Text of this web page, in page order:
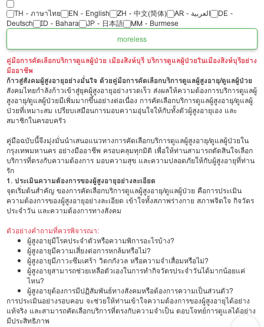
TH - ‏ภาษาไทย EN - English ZH - 中文(简体) ‏AR - ‏العربية‏
DE -
Deutsch
ID - Bahara JP - 日本語
MM - Burmese
moreless
คู่มือการคัดเลือกบริการดูแลผู้ป่วย เมืองสิงห์บุรี บริการดูแลผู้ป่วยในเมืองสิงห์บุรีอย่าง
มืออาชีพ
ก้าวสู่สังคมผู้สูงอายุอย่างมั่นใจ ด้วยคู่มือการคัดเลือกบริการดูแลผู้สูงอายุ/ดูแลผู้ป่วย
สังคมไทยกำลังก้าวเข้าสู่ยุคผู้สูงอายุอย่างรวดเร็ว ส่งผลให้ความต้องการบริการดูแลผู้
สูงอายุ/ดูแลผู้ป่วยมีเพิ่มมากขึ้นอย่างต่อเนื่อง การคัดเลือกบริการดูแลผู้สูงอายุ/ดูแลผู้
ป่วยที่เหมาะสม เปรียบเสมือนการมอบความอุ่นใจให้กับทั้งตัวผู้สูงอายุเอง และ
สมาชิกในครอบครัว
คู่มือฉบับนี้จึงมุ่งมั่นนำเสนอแนวทางการคัดเลือกบริการดูแลผู้สูงอายุ/ดูแลผู้ป่วยใน
กรุงเทพมหานคร อย่างมืออาชีพ ครอบคลุมทุกมิติ เพื่อให้ท่านสามารถตัดสินใจเลือก
บริการที่ตรงกับความต้องการ มอบความสุข และความปลอดภัยให้กับผู้สูงอายุที่ท่าน
รัก
1. ประเมินความต้องการของผู้สูงอายุอย่างละเอียด
จุดเริ่มต้นสำคัญ ของการคัดเลือกบริการดูแลผู้สูงอายุ/ดูแลผู้ป่วย คือการประเมิน
ความต้องการของผู้สูงอายุอย่างละเอียด เข้าใจทั้งสภาพร่างกาย สภาพจิตใจ กิจวัตร
ประจำวัน และความต้องการทางสังคม
ตัวอย่างคำถามที่ควรพิจารณา:
ผู้สูงอายุมีโรคประจำตัวหรือความพิการอะไรบ้าง?
ผู้สูงอายุมีความเสี่ยงต่อการหกล้มหรือไม่?
ผู้สูงอายุมีภาวะซึมเศร้า วิตกกังวล หรือความจำเสื่อมหรือไม่?
ผู้สูงอายุสามารถช่วยเหลือตัวเองในการทำกิจวัตรประจำวันได้มากน้อยแค่
ไหน?
ผู้สูงอายุต้องการมีปฏิสัมพันธ์ทางสังคมหรือต้องการความเป็นส่วนตัว?
การประเมินอย่างรอบคอบ จะช่วยให้ท่านเข้าใจความต้องการของผู้สูงอายุได้อย่าง
แท้จริง และสามารถคัดเลือกบริการที่ตรงกับความจำเป็น ตอบโจทย์การดูแลได้อย่าง
มีประสิทธิภาพ